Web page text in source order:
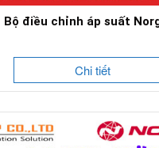
Bộ điều chỉnh áp suất
Chi tiết